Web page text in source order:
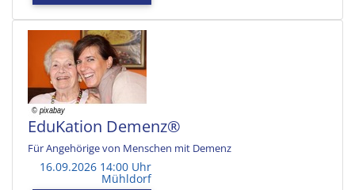
EduKation Demenz®
Für Angehörige von Menschen mit Demenz
16.09.2026 14:00 Uhr
Mühldorf